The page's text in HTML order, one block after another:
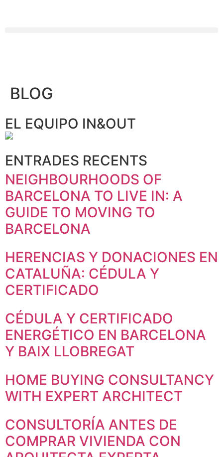
BLOG
EL EQUIPO IN&OUT
ENTRADES RECENTS
NEIGHBOURHOODS OF
BARCELONA TO LIVE IN: A
GUIDE TO MOVING TO
BARCELONA
HERENCIAS Y DONACIONES EN
CATALUÑA: CÉDULA Y
CERTIFICADO
CÉDULA Y CERTIFICADO
ENERGÉTICO EN BARCELONA
Y BAIX LLOBREGAT
HOME BUYING CONSULTANCY
WITH EXPERT ARCHITECT
CONSULTORÍA ANTES DE
COMPRAR VIVIENDA CON
Necesarias
Estas
cookies no
son
Son
necesarias
para que
Estadísticas